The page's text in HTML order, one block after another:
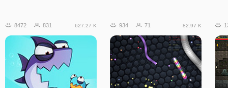
8472 831 627.27 K 934 71 82.97 K